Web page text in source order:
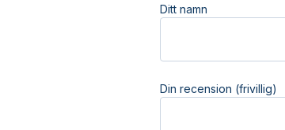
Ditt namn
Din recension (frivillig)